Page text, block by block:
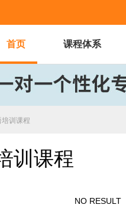
首页 课程体系
训课程
训课程
NO RESULT